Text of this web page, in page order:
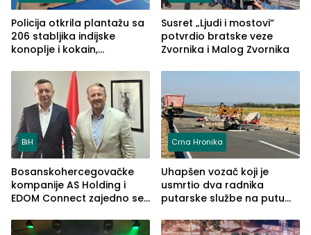
Policija otkrila plantažu sa
206 stabljika indijske
konoplje i kokain,
(FOTO)
Susret „Ljudi i mostovi“
potvrdio bratske veze
Zvornika i Malog Zvornika
BiH
Bosanskohercegovačke
kompanije AS Holding i
EDOM Connect zajedno se
Crna Hronika
Uhapšen vozač koji je
usmrtio dva radnika
putarske službe na putu
(FOTO)